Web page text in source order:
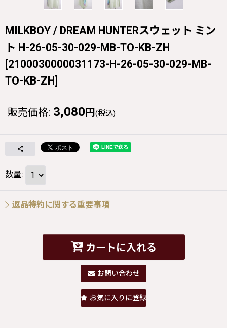
MILKBOY / DREAM HUNTERスウェット ミン
ト H-26-05-30-029-MB-TO-KB-ZH
[2100030000031173-H-26-05-30-029-MB-
TO-KB-ZH]
販売価格: 3,080 円 (税込)
数量:
返品特約に関する重要事項
カートに入れる
お問い合わせ
お気に入りに登録